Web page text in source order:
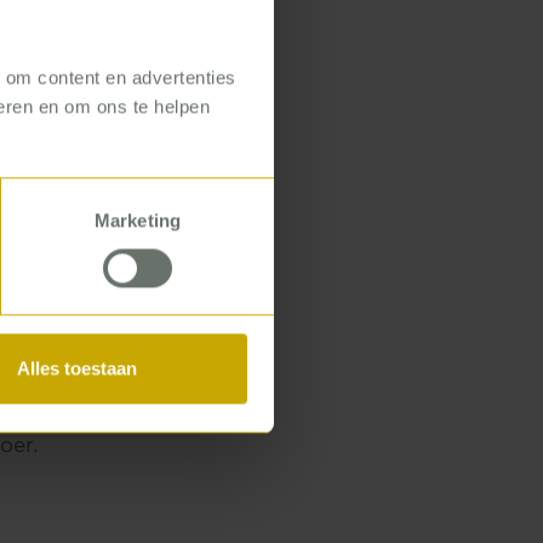
content en advertenties
en om ons te helpen
Marketing
Alles toestaan
ontdekken
slechts een
én